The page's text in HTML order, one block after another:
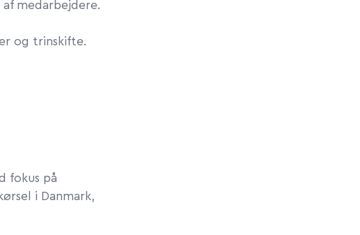
medarbejdere.
og trinskifte.
fokus på
i Danmark,